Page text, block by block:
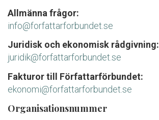
Allmänna frågor:
info@forfattarforbundet.se
Juridisk och ekonomisk rådgivning:
juridik@forfattarforbundet.se
Fakturor till Författarförbundet:
ekonomi@forfattarforbundet.se
Organisationsnummer